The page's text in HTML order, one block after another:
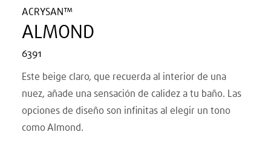
ACRYSAN™
ALMOND
6391
Este beige claro, que recuerda al interior de una
nuez, añade una sensación de calidez a tu baño. Las
opciones de diseño son infinitas al elegir un tono
como Almond.